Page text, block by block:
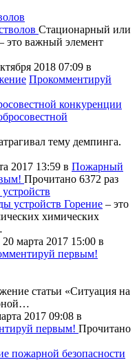
Стационарный или
это важный элемент
2018 07:09 в
Прокомментируй
конкуренции
тему демпинга.
2017 13:59 в Пожарный
Прочитано 6372 раз
Горение – это
химических
марта 2017 15:00 в
первым!
статьи «Ситуация на
2017 09:08 в
первым! Прочитано
пожарной безопасности